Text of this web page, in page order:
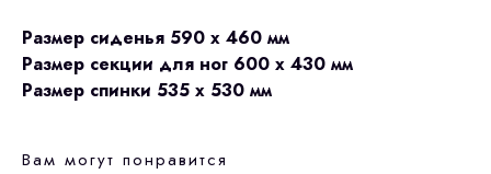
Размер сиденья 590 х 460 мм
Размер секции для ног 600 х 430 мм
Размер спинки 535 х 530 мм
Вам могут понравится